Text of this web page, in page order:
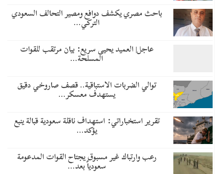
باحث مصري يكشف دوافع ومصير التحالف السعودي
التركي…
عاجل| العميد يحيى سريع: بيان مرتقب للقوات
المسلحة…
توالي الضربات الاستباقية.. قصف صاروخي دقيق
يستهدف معسكر…
تقرير استخباراتي: استهداف ناقلة سعودية قبالة ينبع
يؤكد…
رعب وارتباك غير مسبوق يجتاح القوات المدعومة
سعودياً بعد…